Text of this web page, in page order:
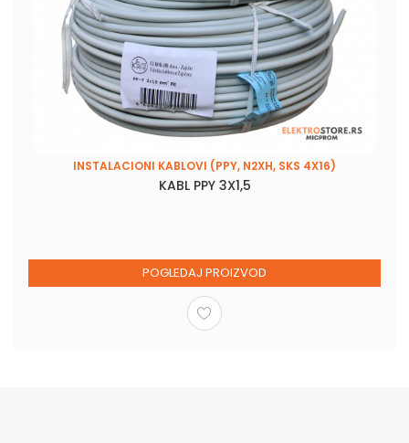
INSTALACIONI KABLOVI (PPY, N2XH, SKS 4X16)
KABL PPY 3X1,5
POGLEDAJ PROIZVOD